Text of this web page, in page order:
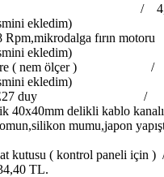
/
ekledim)
Rpm,mikrodalga fırın
ekledim)
( nem ölçer ) /
ekledim)
E27 duy /
40x40mm delikli kablo
mumu,japon
kutusu ( kontrol paneli
TL.